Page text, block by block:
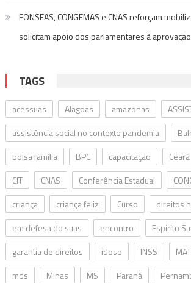
FONSEAS, CONGEMAS e CNAS reforçam
solicitam apoio dos parlamentares à
TAGS
acessuas Alagoas amazonas
assistência social no contexto pandemia
bolsa família
BPC capacitação Ceará
CIT
CNAS Conferência Estadual
criança
criança feliz Curso
direitos
em defesa do suas
encontro Espirito
garantia de direitos
idoso INSS
mds
Minas MS Paraná